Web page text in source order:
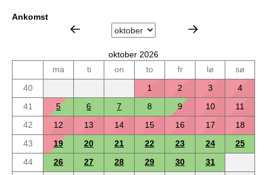
Ankomst
oktober 2026
ma
ti on to fr lø
sø
40
1 2 3
4
41
5 6 7 8 9 10
11
42
12 13 14 15 16 17
18
43
19 20 21 22 23 24
25
44
26 27 28 29 30
31